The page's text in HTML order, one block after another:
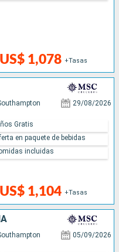
US$ 1,078 +Tasas
29/08/2026
US$ 1,104 +Tasas
Gratis
en paquete de bebidas
incluidas
05/09/2026